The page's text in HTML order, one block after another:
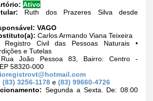
Ativo
Ruth dos Prazeres Silva desde
VAGO
Carlos Armando Viana Teixeira
Registro Civil das Pessoas Naturais •
e Tutelas
Rua João Pessoa 83, Bairro: Centro -
58320-000
(83) 3256-1178 e (83) 99660-4726
Segunda a Sexta. De: 08:00